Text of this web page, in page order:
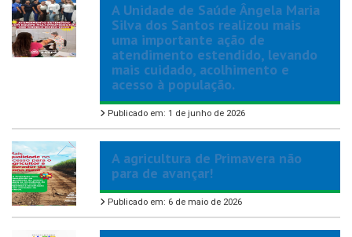
A Unidade de Saúde Ângela Maria
Silva dos Santos realizou mais
uma importante ação de
atendimento estendido, levando
mais cuidado, acolhimento e
acesso à população.
Publicado em: 1 de junho de 2026
A agricultura de Primavera não
para de avançar!
Publicado em: 6 de maio de 2026